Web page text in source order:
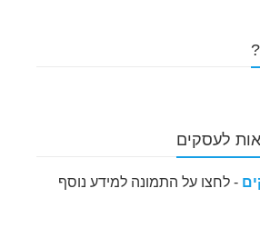
לעסקים
- לחצו על התמונה למידע נוסף